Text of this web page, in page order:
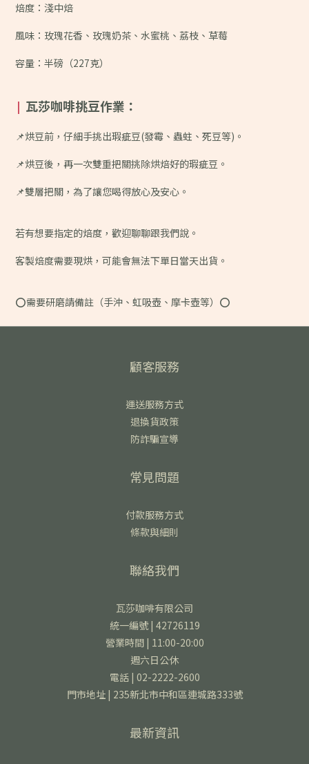
焙度：淺中焙
風味： 玫瑰花香、玫瑰奶茶、水蜜桃、荔枝、草莓
容量：半磅（227克）
| 瓦莎咖啡挑豆作業：
📌烘豆前，仔細手挑出瑕疵豆(發霉、蟲蛀、死豆等)。
📌烘豆後，再一次雙重把關挑除烘焙好的瑕疵豆。
📌雙層把關，為了讓您喝得放心及安心。
若有想要指定的焙度，歡迎聊聊跟我們說。
客製焙度需要現烘，可能會無法下單日當天出貨。
⭕️需要研磨請備註（手沖、虹吸壺、摩卡壺等）⭕️
顧客服務
運送服務方式
退換貨政策
防詐騙宣導
常見問題
付款服務方式
條款與細則
聯絡我們
瓦莎咖啡有限公司
統一編號 | 42726119
營業時間 | 11:00-20:00
週六日公休
電話 | 02-2222-2600
門市地址 | 235新北市中和區連城路333號
最新資訊